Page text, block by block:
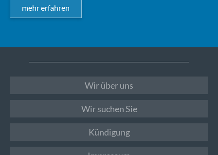
mehr erfahren
Wir über uns
Wir suchen Sie
Kündigung